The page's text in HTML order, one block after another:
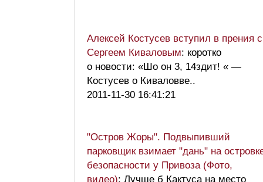
Алексей Костусев вступил в прения с
Сергеем Киваловым: коротко
о новости: «Шо он 3, 14здит! « —
Костусев о Киваловве..
2011-11-30 16:41:21
"Остров Жоры". Подвыпивший
парковщик взимает "дань" на
безопасности у Привоза (Фото,
видео): Лучше б Кактуса на место